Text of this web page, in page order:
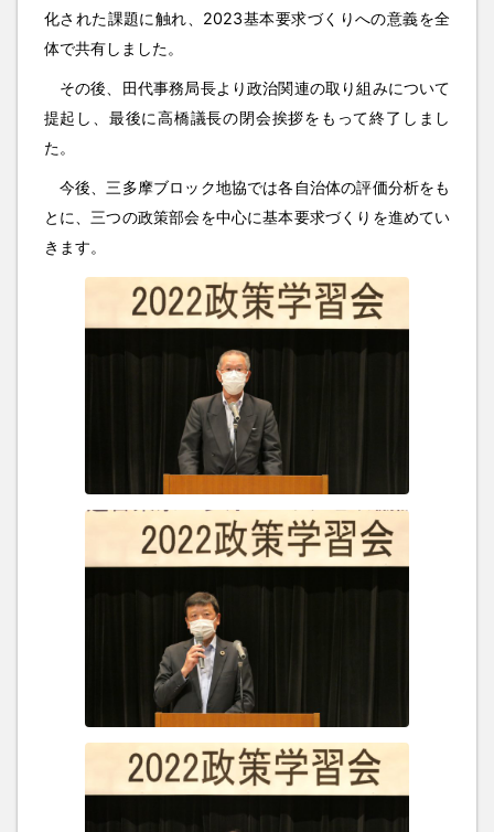
化された課題に触れ、2023基本要求づくりへの意義を全
体で共有しました。
その後、田代事務局長より政治関連の取り組みについて
提起し、最後に高橋議長の閉会挨拶をもって終了しまし
た。
今後、三多摩ブロック地協では各自治体の評価分析をも
とに、三つの政策部会を中心に基本要求づくりを進めてい
きます。